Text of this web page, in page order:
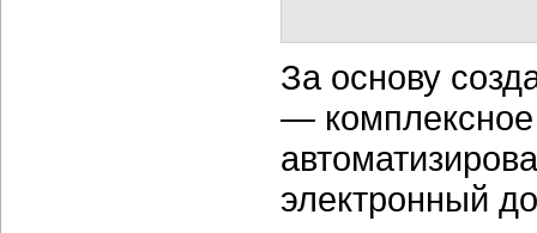
За основу
—
электронный